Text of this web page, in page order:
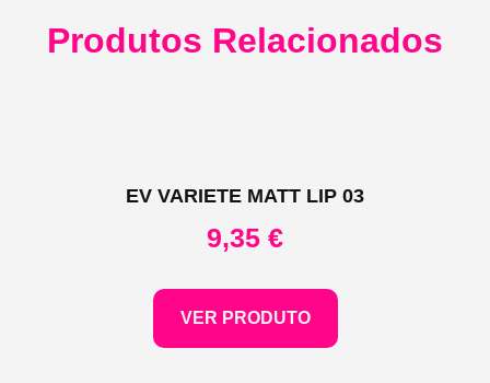
Produtos Relacionados
EV VARIETE MATT LIP 03
9,35 €
VER PRODUTO